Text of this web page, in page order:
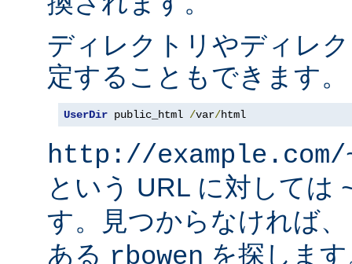
ディレクトリやディレ
定することもできます。
UserDir public_html /var/html
http://
という URL に対しては
す。見つからなければ
ある rbowen を探しま